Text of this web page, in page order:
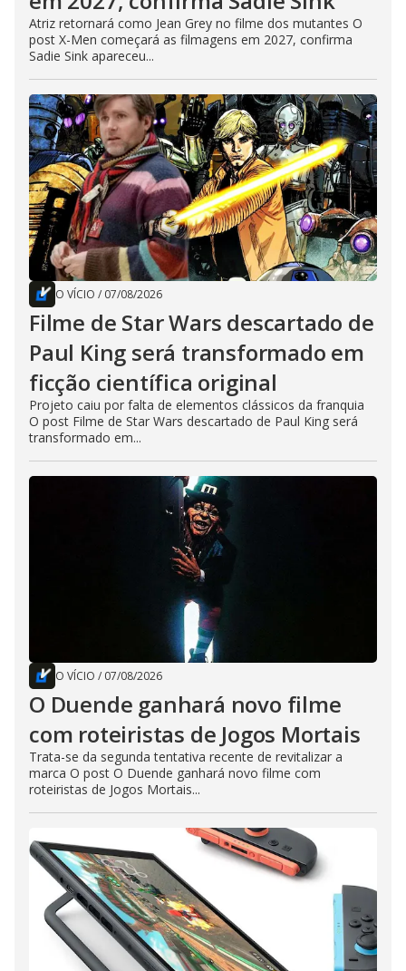
Atriz retornará como Jean Grey no filme dos mutantes O
post X-Men começará as filmagens em 2027, confirma
Sadie Sink apareceu...
O VÍCIO / 07/08/2026
Filme de Star Wars descartado de
Paul King será transformado em
ficção científica original
Projeto caiu por falta de elementos clássicos da franquia
O post Filme de Star Wars descartado de Paul King será
transformado em...
O VÍCIO / 07/08/2026
O Duende ganhará novo filme
com roteiristas de Jogos Mortais
Trata-se da segunda tentativa recente de revitalizar a
marca O post O Duende ganhará novo filme com
roteiristas de Jogos Mortais...